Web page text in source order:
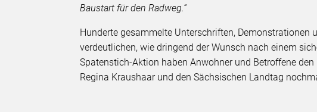
Baustart für den Radweg.“
Hunderte gesammelte Unterschriften, Demonstrationen
verdeutlichen, wie dringend der Wunsch nach einem
Spatenstich-Aktion haben Anwohner und Betroffene
Regina Kraushaar und den Sächsischen Landtag